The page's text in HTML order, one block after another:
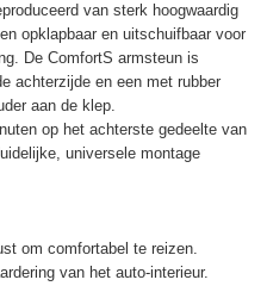
van sterk hoogwaardig
opklapbaar en uitschuifbaar voor
De ComfortS armsteun is
achterzijde en een met rubber
aan de klep.
op het achterste gedeelte van
universele montage
om comfortabel te reizen.
van het auto-interieur.